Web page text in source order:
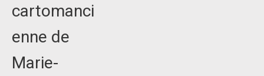
cartomanci
enne de
Marie-